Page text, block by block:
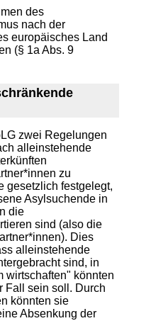
des
nach der
europäisches Land
(§ 1a Abs. 9
zwei Regelungen
alleinstehende
zu
gesetzlich festgelegt,
Asylsuchende in
die
sind (also die
Dies
alleinstehende
sind, in
wirtschaften" könnten
Fall sein soll. Durch
könnten sie
Absenkung der